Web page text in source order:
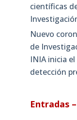
científicas
Nuevo
de
INIA inicia
detección
Entradas